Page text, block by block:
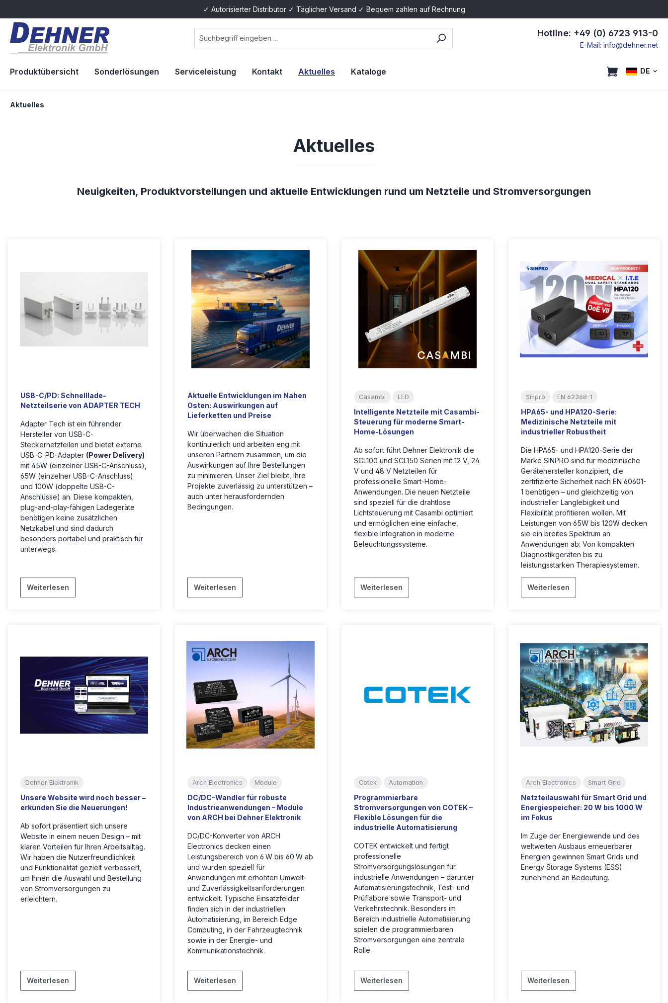
✓ Autorisierter Distributor ✓ Täglicher Versand ✓ Bequem zahlen auf Rechnung
Hotline: +49 (0) 6723 913-0
E-Mail: info@dehner.net
Produktübersicht Sonderlösungen Serviceleistung Kontakt Aktuelles Kataloge DE
Aktuelles
Aktuelles
Neuigkeiten, Produktvorstellungen und aktuelle Entwicklungen rund um Netzteile und Stromversorgungen
USB-C/PD: Schnelllade-
Netzteilserie von ADAPTER TECH
Adapter Tech ist ein führender
Hersteller von USB-C-
Steckernetzteilen und bietet externe
USB-C-PD-Adapter (Power Delivery)
mit 45W (einzelner USB-C-Anschluss),
65W (einzelner USB-C-Anschluss)
und 100W (doppelte USB-C-
Anschlüsse) an. Diese kompakten,
plug-and-play-fähigen Ladegeräte
benötigen keine zusätzlichen
Netzkabel und sind dadurch
besonders portabel und praktisch für
unterwegs.
Weiterlesen
Aktuelle Entwicklungen im Nahen
Osten: Auswirkungen auf
Lieferketten und Preise
Wir überwachen die Situation
kontinuierlich und arbeiten eng mit
unseren Partnern zusammen, um die
Auswirkungen auf Ihre Bestellungen
zu minimieren. Unser Ziel bleibt, Ihre
Projekte zuverlässig zu unterstützen –
auch unter herausfordernden
Bedingungen.
Weiterlesen
Casambi LED
Intelligente Netzteile mit Casambi-
Steuerung für moderne Smart-
Home-Lösungen
Ab sofort führt Dehner Elektronik die
SCL100 und SCL150 Serien mit 12 V, 24
V und 48 V Netzteilen für
professionelle Smart-Home-
Anwendungen. Die neuen Netzteile
sind speziell für die drahtlose
Lichtsteuerung mit Casambi optimiert
und ermöglichen eine einfache,
flexible Integration in moderne
Beleuchtungssysteme.
Weiterlesen
Sinpro EN 62368-1
HPA65- und HPA120-Serie:
Medizinische Netzteile mit
industrieller Robustheit
Die HPA65- und HPA120-Serie der
Marke SINPRO sind für medizinische
Gerätehersteller konzipiert, die
zertifizierte Sicherheit nach EN 60601-
1 benötigen – und gleichzeitig von
industrieller Langlebigkeit und
Flexibilität profitieren wollen. Mit
Leistungen von 65W bis 120W decken
sie ein breites Spektrum an
Anwendungen ab: Von kompakten
Diagnostikgeräten bis zu
leistungsstarken Therapiesystemen.
Weiterlesen
Dehner Elektronik
Unsere Website wird noch besser –
erkunden Sie die Neuerungen!
Ab sofort präsentiert sich unsere
Website in einem neuen Design – mit
klaren Vorteilen für Ihren Arbeitsalltag.
Wir haben die Nutzerfreundlichkeit
und Funktionalität gezielt verbessert,
um Ihnen die Auswahl und Bestellung
von Stromversorgungen zu
erleichtern.
Weiterlesen
Arch Electronics Module
DC/DC-Wandler für robuste
Industrieanwendungen – Module
von ARCH bei Dehner Elektronik
DC/DC-Konverter von ARCH
Electronics decken einen
Leistungsbereich von 6 W bis 60 W ab
und wurden speziell für
Anwendungen mit erhöhten Umwelt-
und Zuverlässigkeitsanforderungen
entwickelt. Typische Einsatzfelder
finden sich in der industriellen
Automatisierung, im Bereich Edge
Computing, in der Fahrzeugtechnik
sowie in der Energie- und
Kommunikationstechnik.
Weiterlesen
Cotek Automation
Programmierbare
Stromversorgungen von COTEK –
Flexible Lösungen für die
industrielle Automatisierung
COTEK entwickelt und fertigt
professionelle
Stromversorgungslösungen für
industrielle Anwendungen – darunter
Automatisierungstechnik, Test- und
Prüflabore sowie Transport- und
Verkehrstechnik. Besonders im
Bereich industrielle Automatisierung
spielen die programmierbaren
Stromversorgungen eine zentrale
Rolle.
Weiterlesen
Arch Electronics Smart Grid
Netzteilauswahl für Smart Grid und
Energiespeicher: 20 W bis 1000 W
im Fokus
Im Zuge der Energiewende und des
weltweiten Ausbaus erneuerbarer
Energien gewinnen Smart Grids und
Energy Storage Systems (ESS)
zunehmend an Bedeutung.
Weiterlesen